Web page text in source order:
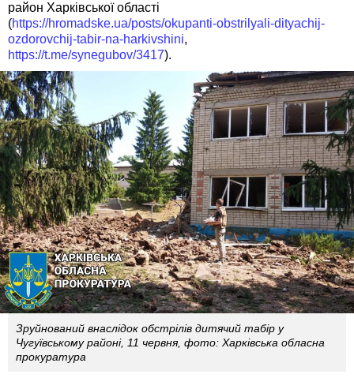
район Харківської області
(https://hromadske.ua/posts/okupanti-obstrilyali-dityachij-
ozdorovchij-tabir-na-harkivshini,
https://t.me/synegubov/3417).
Зруйнований внаслідок обстрілів дитячий табір у
Чугуївському районі, 11 червня, фото: Харківська обласна
прокуратура